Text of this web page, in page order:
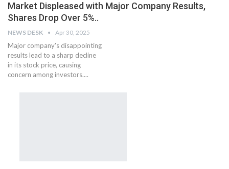
Market Displeased with Major Company Results,
Shares Drop Over 5%..
NEWS DESK Apr 30, 2025
Major company's disappointing
results lead to a sharp decline
in its stock price, causing
concern among investors....